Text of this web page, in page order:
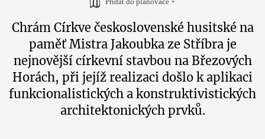
Chrám Církve československé husitské na
paměť Mistra Jakoubka ze Stříbra je
nejnovější církevní stavbou na Březových
Horách, při jejíž realizaci došlo k aplikaci
funkcionalistických a konstruktivistických
architektonických prvků.